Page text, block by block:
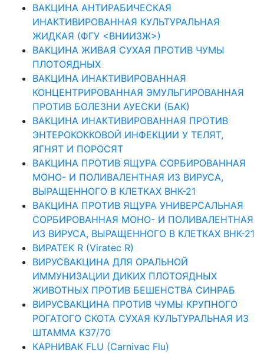
ВАКЦИНА АНТИРАБИЧЕСКАЯ
ИНАКТИВИРОВАННАЯ КУЛЬТУРАЛЬНАЯ
ЖИДКАЯ (ФГУ <ВНИИЗЖ>)
ВАКЦИНА ЖИВАЯ СУХАЯ ПРОТИВ ЧУМЫ
ПЛОТОЯДНЫХ
ВАКЦИНА ИНАКТИВИРОВАННАЯ
КОНЦЕНТРИРОВАННАЯ ЭМУЛЬГИРОВАННАЯ
ПРОТИВ БОЛЕЗНИ АУЕСКИ (БАК)
ВАКЦИНА ИНАКТИВИРОВАННАЯ ПРОТИВ
ЭНТЕРОКОККОВОЙ ИНФЕКЦИИ У ТЕЛЯТ,
ЯГНЯТ И ПОРОСЯТ
ВАКЦИНА ПРОТИВ ЯЩУРА СОРБИРОВАННАЯ
МОНО- И ПОЛИВАЛЕНТНАЯ ИЗ ВИРУСА,
ВЫРАЩЕННОГО В КЛЕТКАХ ВНК-21
ВАКЦИНА ПРОТИВ ЯЩУРА УНИВЕРСАЛЬНАЯ
СОРБИРОВАННАЯ МОНО- И ПОЛИВАЛЕНТНАЯ
ИЗ ВИРУСА, ВЫРАЩЕННОГО В КЛЕТКАХ ВНК-21
ВИРАТЕК R (Viratec R)
ВИРУСВАКЦИНА ДЛЯ ОРАЛЬНОЙ
ИММУНИЗАЦИИ ДИКИХ ПЛОТОЯДНЫХ
ЖИВОТНЫХ ПРОТИВ БЕШЕНСТВА СИНРАБ
ВИРУСВАКЦИНА ПРОТИВ ЧУМЫ КРУПНОГО
РОГАТОГО СКОТА СУХАЯ КУЛЬТУРАЛЬНАЯ ИЗ
ШТАММА К37/70
КАРНИВАК FLU (Carnivac Flu)